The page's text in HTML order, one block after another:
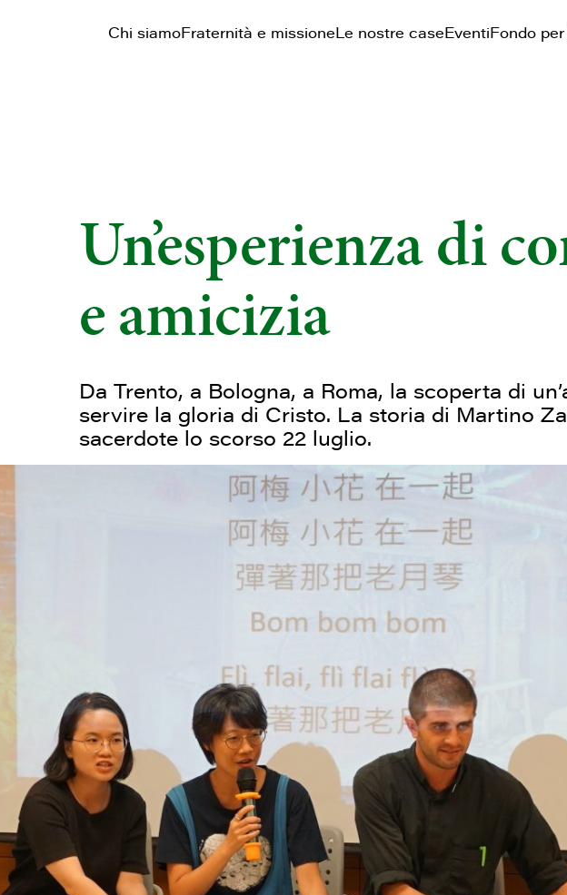
Chi siamoFraternità e missioneLe nostre caseEventiFondo
Un’esperienza di
e amicizia
Da Trento, a Bologna, a Roma, la scoperta di
servire la gloria di Cristo. La storia di Martino
sacerdote lo scorso 22 luglio.